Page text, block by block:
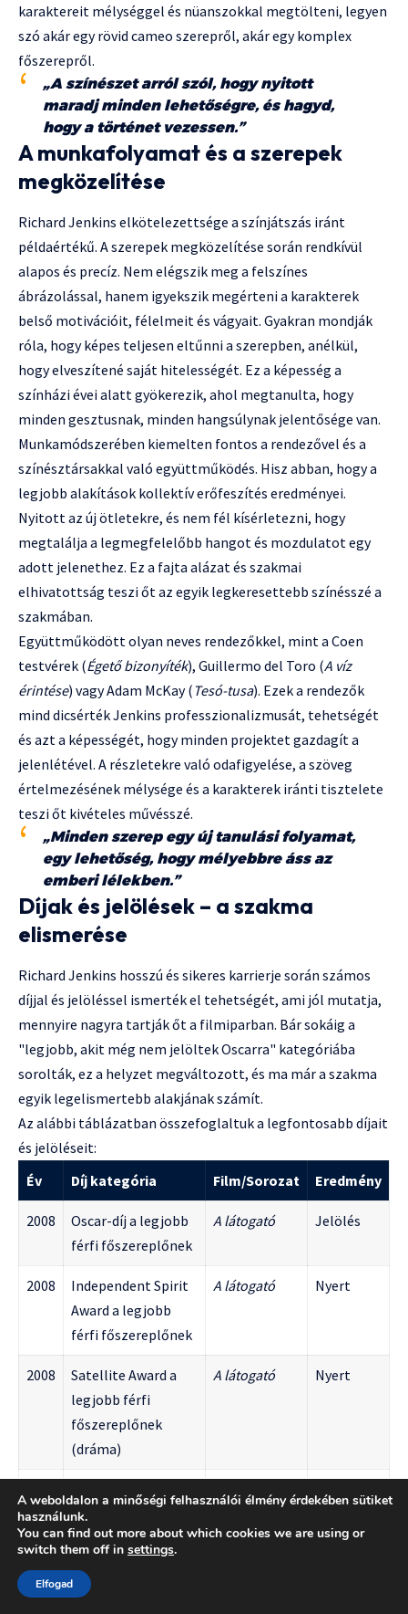
karaktereit mélységgel és nüanszokkal megtölteni, legyen
szó akár egy rövid cameo szerepről, akár egy komplex
főszerepről.
„A színészet arról szól, hogy nyitott
maradj minden lehetőségre, és hagyd,
hogy a történet vezessen.”
A munkafolyamat és a szerepek
megközelítése
Richard Jenkins elkötelezettsége a színjátszás iránt
példaértékű. A szerepek megközelítése során rendkívül
alapos és precíz. Nem elégszik meg a felszínes
ábrázolással, hanem igyekszik megérteni a karakterek
belső motivációit, félelmeit és vágyait. Gyakran mondják
róla, hogy képes teljesen eltűnni a szerepben, anélkül,
hogy elveszítené saját hitelességét. Ez a képesség a
színházi évei alatt gyökerezik, ahol megtanulta, hogy
minden gesztusnak, minden hangsúlynak jelentősége van.
Munkamódszerében kiemelten fontos a rendezővel és a
színésztársakkal való együttműködés. Hisz abban, hogy a
legjobb alakítások kollektív erőfeszítés eredményei.
Nyitott az új ötletekre, és nem fél kísérletezni, hogy
megtalálja a legmegfelelőbb hangot és mozdulatot egy
adott jelenethez. Ez a fajta alázat és szakmai
elhivatottság teszi őt az egyik legkeresettebb színésszé a
szakmában.
Együttműködött olyan neves rendezőkkel, mint a Coen
testvérek (Égető bizonyíték), Guillermo del Toro (A víz
érintése) vagy Adam McKay ( Tesó-tusa). Ezek a rendezők
mind dicsérték Jenkins professzionalizmusát, tehetségét
és azt a képességét, hogy minden projektet gazdagít a
jelenlétével. A részletekre való odafigyelése, a szöveg
értelmezésének mélysége és a karakterek iránti tisztelete
teszi őt kivételes művésszé.
„Minden szerep egy új tanulási folyamat,
egy lehetőség, hogy mélyebbre áss az
emberi lélekben.”
Díjak és jelölések – a szakma
elismerése
Richard Jenkins hosszú és sikeres karrierje során számos
díjjal és jelöléssel ismerték el tehetségét, ami jól mutatja,
mennyire nagyra tartják őt a filmiparban. Bár sokáig a
"legjobb, akit még nem jelöltek Oscarra" kategóriába
sorolták, ez a helyzet megváltozott, és ma már a szakma
egyik legelismertebb alakjának számít.
Az alábbi táblázatban összefoglaltuk a legfontosabb díjait
és jelöléseit:
Év
Díj kategória Film/Sorozat Eredmény
2008
Oscar-díj a legjobb
férfi főszereplőnek
A látogató Jelölés
2008
Independent Spirit
Award a legjobb
férfi főszereplőnek
A látogató Nyert
2008
Satellite Award a
legjobb férfi
főszereplőnek
(dráma)
A látogató Nyert
férfi főszereplőnek
(drámai sorozat)
2006
Emmy-díj a legjobb
férfi főszereplőnek
A weboldalon a minőségi felhasználói élmény érdekében sütiket
használunk.
You can find out more about which cookies we are using or
switch them off in settings.
Elfogad